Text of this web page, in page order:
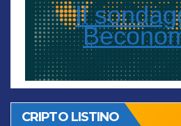
Il
CRIPTO LISTINO